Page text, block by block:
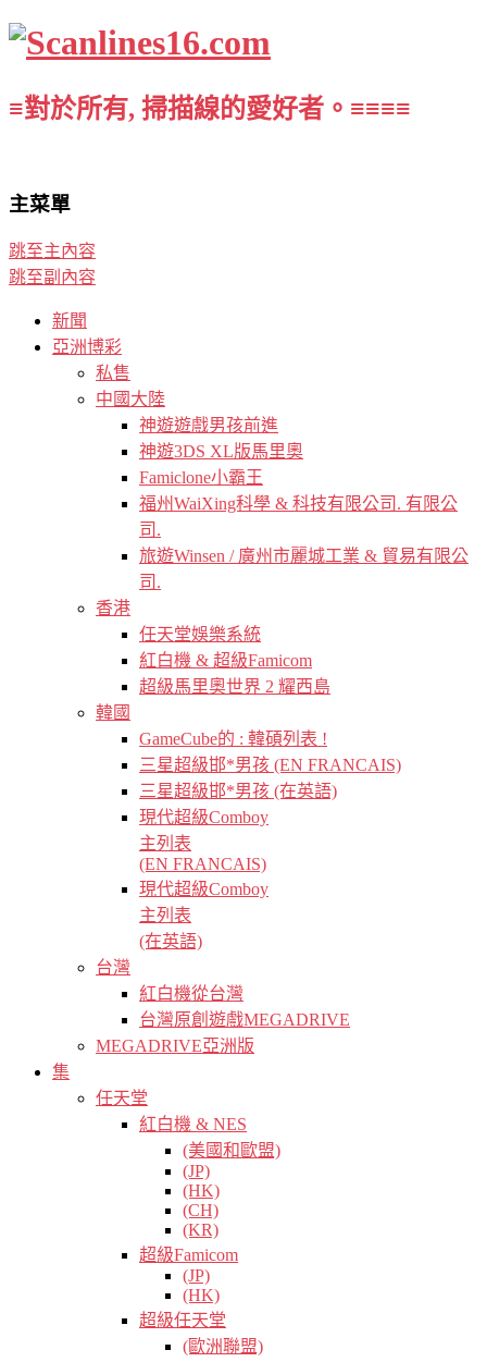
≡對於所有, 掃描線的愛好者。≡≡≡≡
主菜單
跳至主內容
跳至副內容
新聞
亞洲博彩
私售
中國大陸
神遊遊戲男孩前進
神遊3DS XL版馬里奧
Famiclone小霸王
福州WaiXing科學 & 科技有限公司. 有限公
司.
旅遊Winsen / 廣州市麗城工業 & 貿易有限公
司.
香港
任天堂娛樂系統
紅白機 & 超級Famicom
超級馬里奧世界 2 耀西島
韓國
GameCube的 : 韓碩列表 !
三星超級邯*男孩 (EN FRANCAIS)
三星超級邯*男孩 (在英語)
現代超級Comboy
主列表
(EN FRANCAIS)
現代超級Comboy
主列表
(在英語)
台灣
紅白機從台灣
台灣原創遊戲MEGADRIVE
MEGADRIVE亞洲版
集
任天堂
紅白機 & NES
(美國和歐盟)
(JP)
(HK)
(CH)
(KR)
超級Famicom
(JP)
(HK)
超級任天堂
(歐洲聯盟)